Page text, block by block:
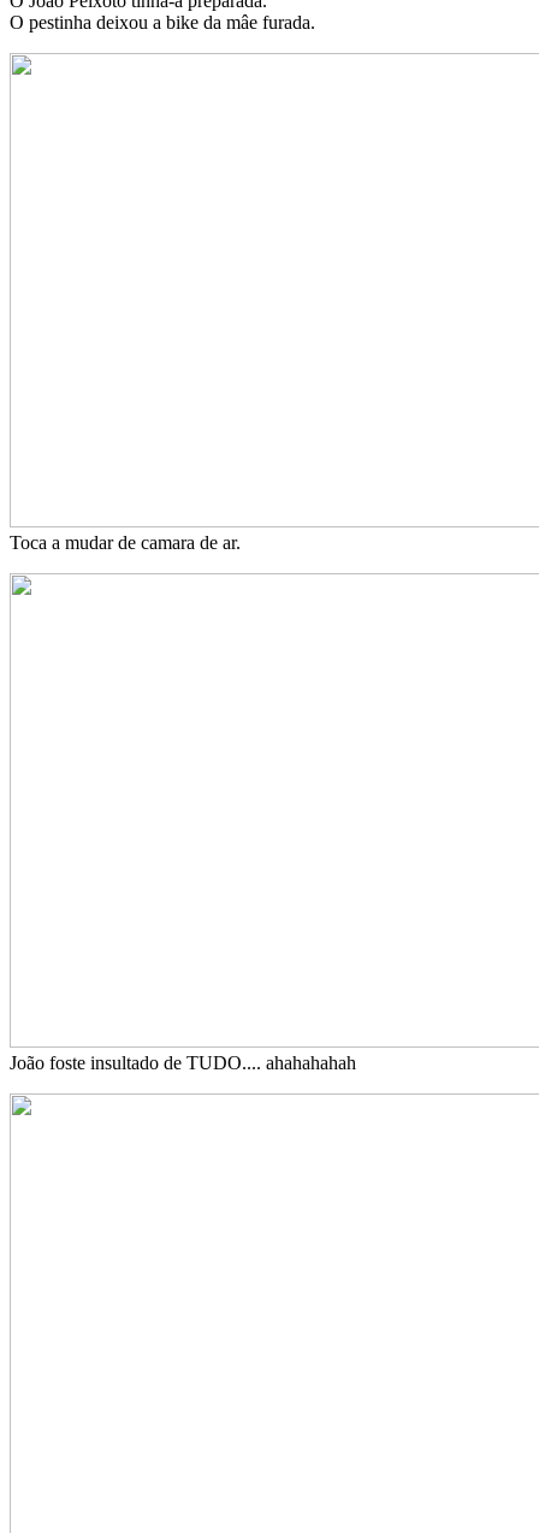
O pestinha deixou a bike da mâe furada.
Toca a mudar de camara de ar.
João foste insultado de TUDO.... ahahahahah